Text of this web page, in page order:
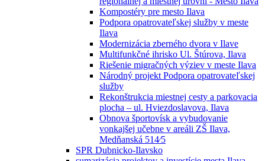
Kompostéry pre mesto Ilava
Podpora opatrovateľskej služby v meste
Ilava
Modernizácia zberného dvora v Ilave
Multifunkčné ihrisko Ul. Štúrova, Ilava
Riešenie migračných výziev v meste Ilava
Národný projekt Podpora opatrovateľskej
služby
Rekonštrukcia miestnej cesty a parkovacia
plocha – ul. Hviezdoslavova, Ilava
Obnova športovísk a vybudovanie
vonkajšej učebne v areáli ZŠ Ilava,
Medňanská 514⁄5
SPR Dubnicko-Ilavsko